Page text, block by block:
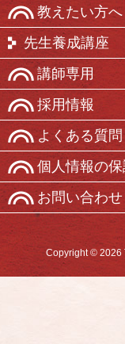
教えたい方へ
先生養成講座
講師専用
採用情報
よくある質問
個人情報の
お問い合わせ
Copyright © 2026